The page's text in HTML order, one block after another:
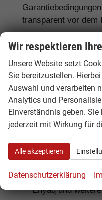
transparent vor dem
Für Familien:
Für Pendler:
und Kamiq
Für Vielfahrer:
Diesel- oder
Für SUV-Fans:
und Enyaq
Für Elektroauto-
Enyaq und
Wir respektieren
Unsere Website setzt
Sie bereitzustellen.
Auswahl und verarbeiten
Analytics und
Einverständnis geben.
jederzeit mit Wirkung für
Alle akzeptieren
Datenschutzerklärung